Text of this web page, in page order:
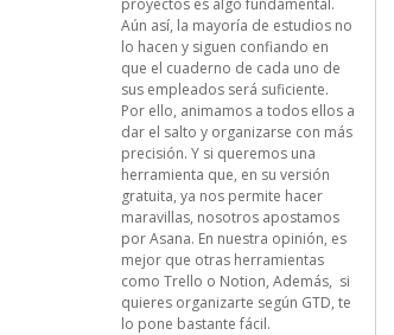
Aún así, la mayoría de estudios no
lo hacen y siguen confiando en
que el cuaderno de cada uno de
sus empleados será suficiente.
Por ello, animamos a todos ellos a
dar el salto y organizarse con más
precisión. Y si queremos una
herramienta que, en su versión
gratuita, ya nos permite hacer
maravillas, nosotros apostamos
por Asana. En nuestra opinión, es
mejor que otras herramientas
como Trello o Notion, Además, si
quieres organizarte según GTD, te
lo pone bastante fácil.